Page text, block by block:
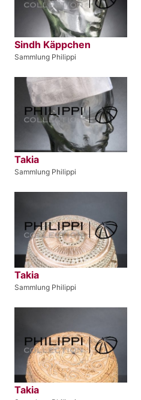
Sindh Käppchen
Sammlung Philippi
Takia
Sammlung Philippi
Takia
Sammlung Philippi
Takia